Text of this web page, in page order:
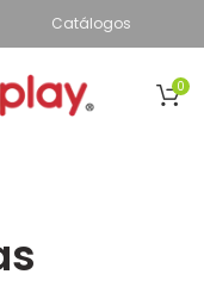
Catálogos
0